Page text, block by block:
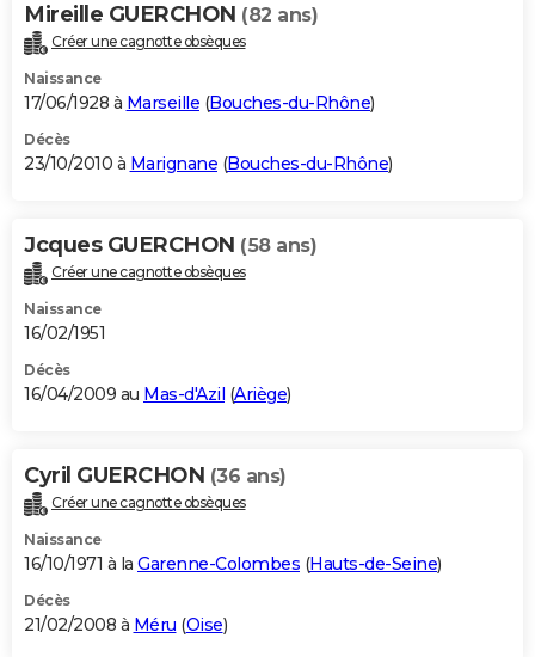
Mireille GUERCHON (82 ans)
Créer une cagnotte obsèques
Naissance
17/06/1928 à Marseille (Bouches-du-Rhône)
Décès
23/10/2010 à Marignane (Bouches-du-Rhône)
Jcques GUERCHON (58 ans)
Créer une cagnotte obsèques
Naissance
16/02/1951
Décès
16/04/2009 au Mas-d'Azil (Ariège)
Cyril GUERCHON (36 ans)
Créer une cagnotte obsèques
Naissance
16/10/1971 à la Garenne-Colombes (Hauts-de-Seine)
Décès
21/02/2008 à Méru (Oise)